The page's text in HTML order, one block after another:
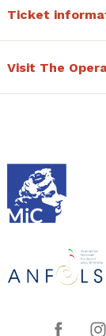
Ticket
Visit The